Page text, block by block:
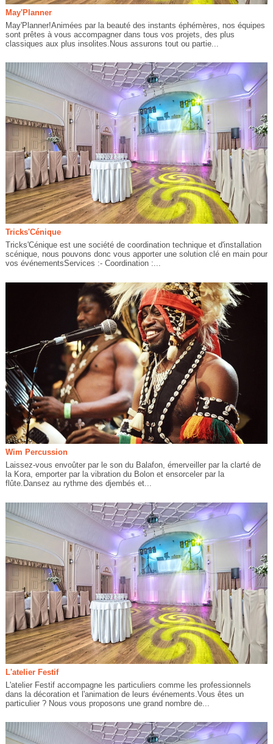
May'Planner
May'Planner!Animées par la beauté des instants éphémères, nos équipes
sont prêtes à vous accompagner dans tous vos projets, des plus
classiques aux plus insolites.Nous assurons tout ou partie...
Tricks'Cénique
Tricks'Cénique est une société de coordination technique et d'installation
scénique, nous pouvons donc vous apporter une solution clé en main pour
vos événementsServices :- Coordination :...
Wim Percussion
Laissez-vous envoûter par le son du Balafon, émerveiller par la clarté de
la Kora, emporter par la vibration du Bolon et ensorceler par la
flûte.Dansez au rythme des djembés et...
L'atelier Festif
L'atelier Festif accompagne les particuliers comme les professionnels
dans la décoration et l'animation de leurs événements.Vous êtes un
particulier ? Nous vous proposons une grand nombre de...